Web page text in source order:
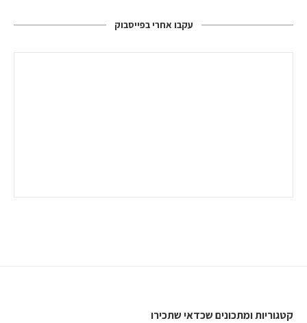
עקבו אחרי בפייסבוק
קטגוריות ומתכונים שכדאי שתכירו